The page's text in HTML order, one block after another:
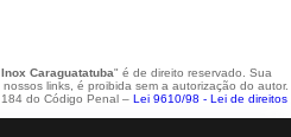
Caraguatatuba" é de direito reservado. Sua
links, é proibida sem a autorização do autor.
do Código Penal – Lei 9610/98 - Lei de direitos